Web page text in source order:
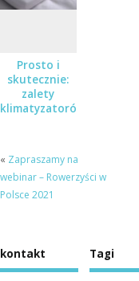
Prosto i
skutecznie:
zalety
klimatyzatorów
« Zapraszamy na
webinar – Rowerzyści w
Polsce 2021
kontakt Tagi